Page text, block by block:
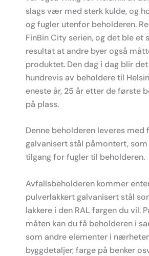
slags vær med sterk kulde, og
og fugler utenfor beholderen.
FinBin City serien, og det ble et
resultat at andre byer også
produktet. Den dag i dag blir
hundrevis av beholdere til
eneste år, 25 år etter de første
på plass.
Denne beholderen leveres med
galvanisert stål påmontert,
tilgang for fugler til beholderen.
Avfallsbeholderen kommer
pulverlakkert galvanisert stål
lakkere i den RAL fargen du vil.
måten kan du få beholderen i
som andre elementer i
byggdetaljer, farge på benker